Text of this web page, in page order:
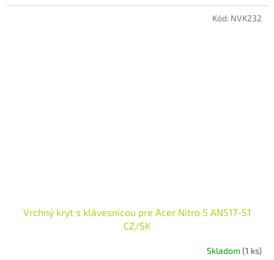
Vrchný kryt s klávesnicou pre Acer Nitro 5 AN517-51
CZ/SK
Skladom(1 ks)
Kód: NVK232